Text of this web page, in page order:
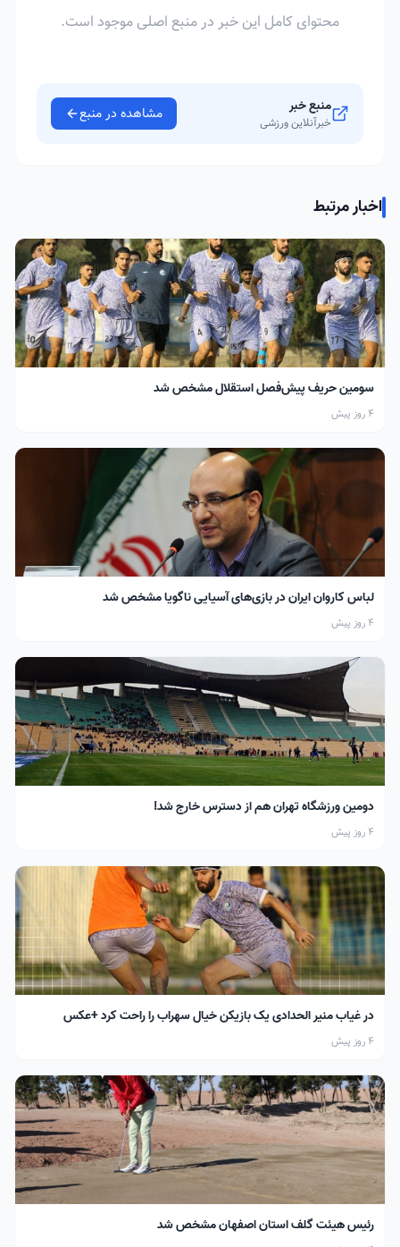
محتوای کامل این خبر در منبع اصلی موجود است.
منبع خبر
خبرآنلاین ورزشی مشاهده در منبع
اخبار مرتبط
سومین حریف پیش‌فصل استقلال مشخص شد
4 روز پیش
لباس کاروان ایران در بازی‌های آسیایی ناگویا مشخص شد
4 روز پیش
دومین ورزشگاه تهران هم از دسترس خارج شد!
4 روز پیش
در غیاب منیر الحدادی یک بازیکن خیال سهراب را راحت کرد +عکس
4 روز پیش
رئیس هیئت گلف استان اصفهان مشخص شد